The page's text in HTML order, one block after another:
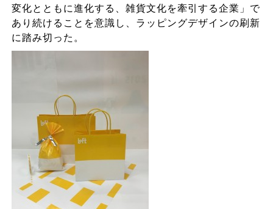
変化とともに進化する、雑貨文化を牽引する企業」で
あり続けることを意識し、ラッピングデザインの刷新
に踏み切った。